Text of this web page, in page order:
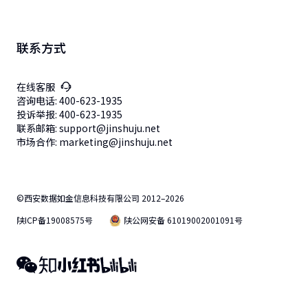
联系方式
在线客服
咨询电话: 400-623-1935
投诉举报: 400-623-1935
联系邮箱: support@jinshuju.net
市场合作: marketing@jinshuju.net
©西安数据如金信息科技有限公司 2012–2026
陕ICP备19008575号
陕公网安备 61019002001091号